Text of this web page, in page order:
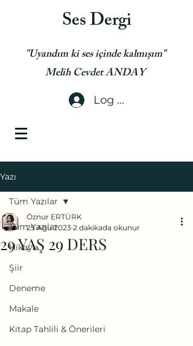
Ses Dergi
"Uyandım ki ses içinde kalmışım"
Melih Cevdet ANDAY
Log In
Yazı
Tüm Yazılar
Hikaye
Şiir
Deneme
Makale
Kitap Tahlili & Önerileri
Tüm Yazılar
29 YAŞ 29 DERS
Öznur ERTÜRK
25 Ağu 2023 2 dakikada okunur